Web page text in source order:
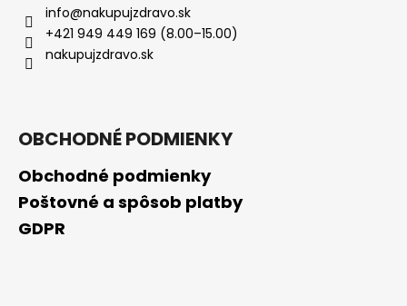
info@nakupujzdravo.sk
+421 949 449 169 (8.00–15.00)
nakupujzdravo.sk
OBCHODNÉ PODMIENKY
Obchodné podmienky
Poštovné a spôsob platby
GDPR